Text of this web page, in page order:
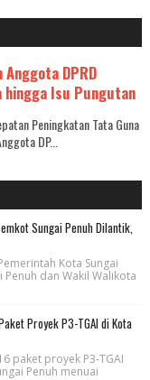
DPRD
hingga Isu Pungutan
Peningkatan Tata Guna
DP...
Sungai Penuh Dilantik,
Kota Sungai
Penuh dan Wakil Walikota
Proyek P3-TGAI di Kota
paket proyek P3-TGAI
Penuh menuai